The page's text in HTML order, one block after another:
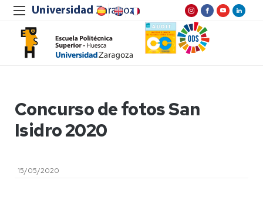
Concurso de fotos San
Isidro 2020
15/05/2020